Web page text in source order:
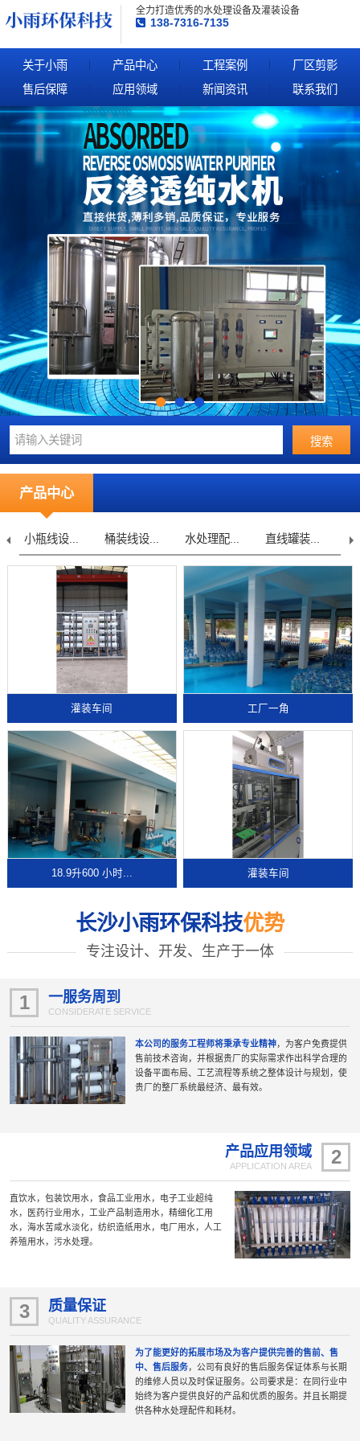
全力打造优秀的水处理设备及灌装设备
138-7316-7135
关于小雨 产品中心 工程案例
厂区剪影
售后保障
应用领域 新闻资讯 联系我们
产品中心
桶装线设... 水处理配... 直线罐装... 不锈钢桶...
灌装车间 工厂一角
18.9升600 小时... 灌装车间
长沙小雨环保科技优势
专注设计、开发、生产于一体
1 一服务周到
CONSIDERATE SERVICE
本公司的服务工程师将秉承专业精神，为客户免费提供
售前技术咨询，并根据贵厂的实际需求作出科学合理的
设备平面布局、工艺流程等系统之整体设计与规划，使
贵厂的整厂系统最经济、最有效。
2
产品应用领域
APPLICATION AREA
直饮水，包装饮用水，食品工业用水，电子工业超纯
水，医药行业用水，工业产品制造用水，精细化工用
水，海水苦咸水淡化，纺织造纸用水，电厂用水，人工
养殖用水，污水处理。
3 质量保证
QUALITY ASSURANCE
为了能更好的拓展市场及为客户提供完善的售前、售
中、售后服务，公司有良好的售后服务保证体系与长期
的维修人员以及时保证服务。公司要求是：在同行业中
始终为客户提供良好的产品和优质的服务。并且长期提
供各种水处理配件和耗材。